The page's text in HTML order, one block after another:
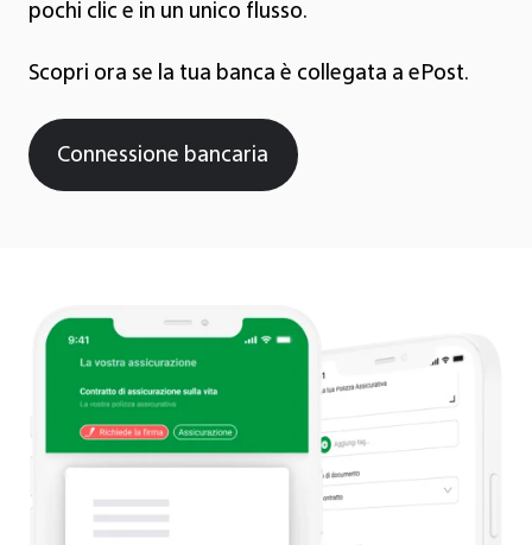
pochi clic e in un unico flusso.
Scopri ora se la tua banca è collegata a ePost.
Connessione bancaria